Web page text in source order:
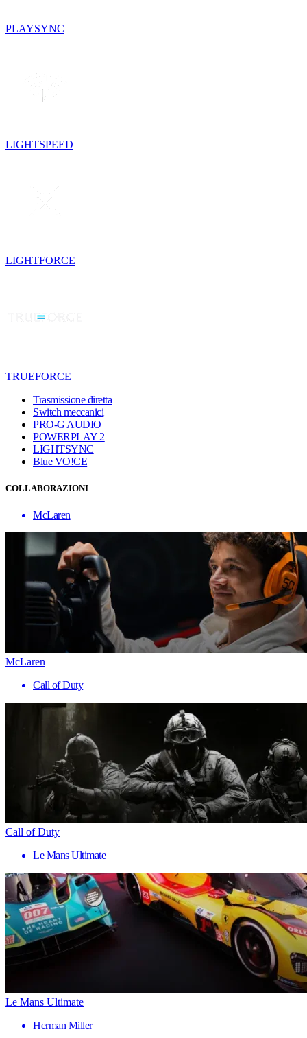
PLAYSYNC
LIGHTSPEED
LIGHTFORCE
TRUEFORCE
Trasmissione diretta
Switch meccanici
PRO-G AUDIO
POWERPLAY 2
LIGHTSYNC
Blue VO!CE
COLLABORAZIONI
McLaren
McLaren
Call of Duty
Call of Duty
Le Mans Ultimate
Le Mans Ultimate
Herman Miller